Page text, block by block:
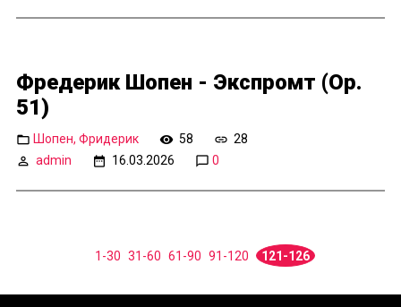
Фредерик Шопен - Экспромт (Op.
51)
Шопен, Фридерик 58
28
admin
16.03.2026 0
1-30 31-60 61-90 91-120 121-126